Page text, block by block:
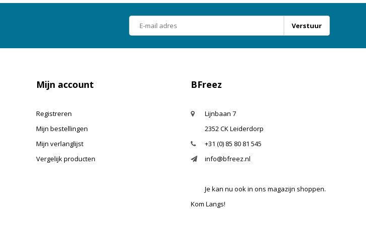
Verstuur
Mijn account
Registreren
Mijn bestellingen
Mijn verlanglijst
Vergelijk producten
BFreez
Lijnbaan 7
2352 CK Leiderdorp
+31 (0) 85 80 81 545
info@bfreez.nl
Je kan nu ook in ons magazijn shoppen.
Kom Langs!